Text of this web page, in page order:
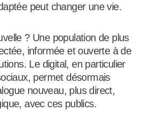
peut changer une vie.
? Une population de plus
informée et ouverte à de
Le digital, en particulier
permet désormais
nouveau, plus direct,
avec ces publics.